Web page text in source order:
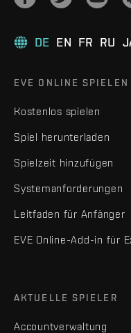
DE EN FR RU
EVE ONLINE SPIELEN
Kostenlos spielen
Spiel herunterladen
Spielzeit hinzufügen
Systemanforderungen
Leitfaden für Anfänger
EVE Online-Add-in für
AKTUELLE SPIELER
Accountverwaltung